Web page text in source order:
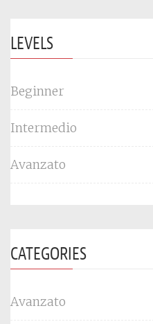
LEVELS
Beginner
Intermedio
Avanzato
CATEGORIES
Avanzato